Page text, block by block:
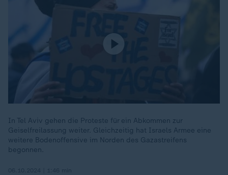
In Tel Aviv gehen die Proteste für ein Abkommen zur
Geiselfreilassung weiter. Gleichzeitig hat Israels Armee eine
weitere Bodenoffensive im Norden des Gazastreifens
begonnen.